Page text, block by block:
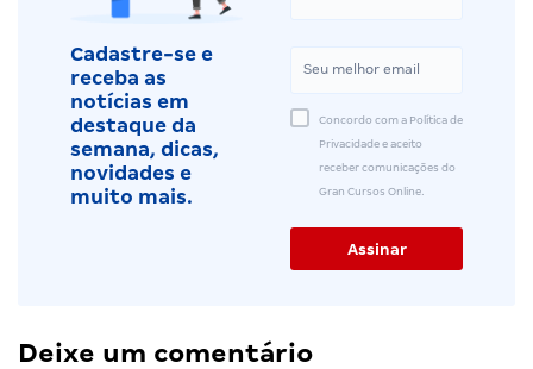
Cadastre-se e
receba as
notícias em
destaque da
semana, dicas,
novidades e
muito mais.
Concordo com a Política de
Privacidade e aceito
receber comunicações do
Gran Cursos Online.
Deixe um comentário